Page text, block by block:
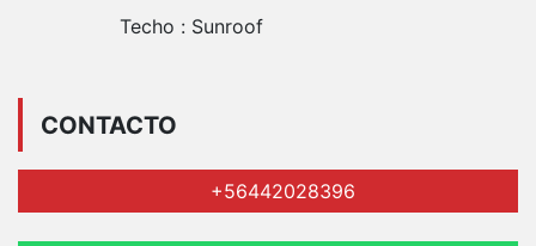
Techo : Sunroof
CONTACTO
+56442028396